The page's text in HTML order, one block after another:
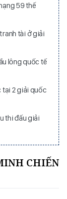
59 thế
tài ở giải
lông quốc tế
tại 2 giải quốc
thi đấu giải
CHIẾN